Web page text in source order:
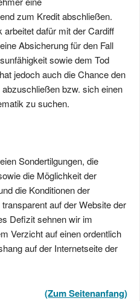
zum Kredit abschließen.
dafür mit der Cardiff
Absicherung für den Fall
sowie dem Tod
jedoch auch die Chance den
bzw. sich einen
zu suchen.
Sondertilgungen, die
die Möglichkeit der
die Konditionen der
auf der Website der
Defizit sehnen wir im
Verzicht auf einen ordentlich
auf der Internetseite der
(Zum Seitenanfang)